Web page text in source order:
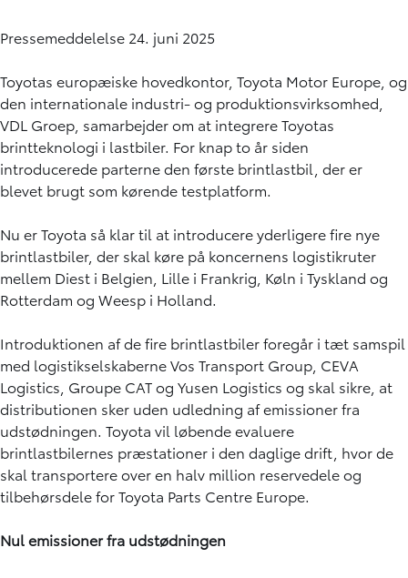
Pressemeddelelse 24. juni 2025
Toyotas europæiske hovedkontor, Toyota Motor Europe, og
den internationale industri- og produktionsvirksomhed,
VDL Groep, samarbejder om at integrere Toyotas
brintteknologi i lastbiler. For knap to år siden
introducerede parterne den første brintlastbil, der er
blevet brugt som kørende testplatform.
Nu er Toyota så klar til at introducere yderligere fire nye
brintlastbiler, der skal køre på koncernens logistikruter
mellem Diest i Belgien, Lille i Frankrig, Køln i Tyskland og
Rotterdam og Weesp i Holland.
Introduktionen af de fire brintlastbiler foregår i tæt samspil
med logistikselskaberne Vos Transport Group, CEVA
Logistics, Groupe CAT og Yusen Logistics og skal sikre, at
distributionen sker uden udledning af emissioner fra
udstødningen. Toyota vil løbende evaluere
brintlastbilernes præstationer i den daglige drift, hvor de
skal transportere over en halv million reservedele og
tilbehørsdele for Toyota Parts Centre Europe.
Nul emissioner fra udstødningen